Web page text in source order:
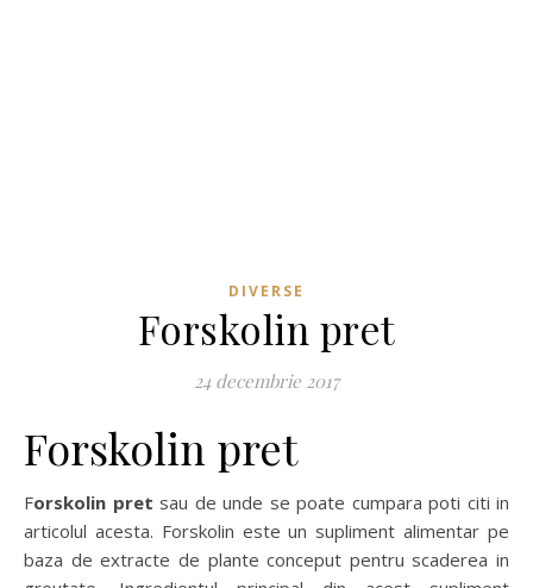
DIVERSE
Forskolin pret
24 decembrie 2017
Forskolin pret
Forskolin pret sau de unde se poate cumpara poti citi in
articolul acesta. Forskolin este un supliment alimentar pe
baza de extracte de plante conceput pentru scaderea in